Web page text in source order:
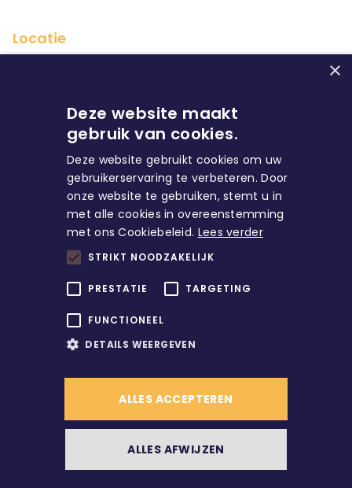
Locatie
© Copyright2026 / Alle rechten voorbehouden
Contact / Werken bij ons?
×
Deze website maakt
gebruik van cookies.
Deze website gebruikt cookies om uw
gebruikerservaring te verbeteren. Door
onze website te gebruiken, stemt u in
met alle cookies in overeenstemming
met ons Cookiebeleid. Lees verder
STRIKT NOODZAKELIJK
PRESTATIE TARGETING
FUNCTIONEEL
DETAILS WEERGEVEN
ALLES ACCEPTEREN
ALLES AFWIJZEN